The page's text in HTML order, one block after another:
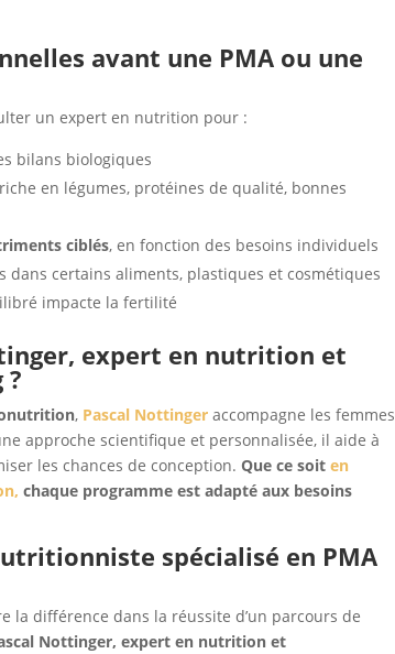
avant une PMA ou une
un expert en nutrition pour :
bilans biologiques
en légumes, protéines de qualité, bonnes
ciblés, en fonction des besoins individuels
dans certains aliments, plastiques et cosmétiques
impacte la fertilité
expert en nutrition et
, Pascal Nottinger accompagne les femmes
approche scientifique et personnalisée, il aide à
les chances de conception.Que ce soiten
chaque programme est adapté aux besoins
spécialisé en PMA
différence dans la réussite d’un parcours de
Nottinger, expert en nutrition et